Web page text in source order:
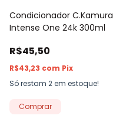
Condicionador C.Kamura
Intense One 24k 300ml
R$45,50
R$43,23 com Pix
Só restam 2em estoque!